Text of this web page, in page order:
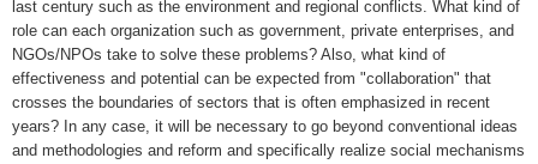
last century such as the environment and regional conflicts. What kind of
role can each organization such as government, private enterprises, and
NGOs/NPOs take to solve these problems? Also, what kind of
effectiveness and potential can be expected from "collaboration" that
crosses the boundaries of sectors that is often emphasized in recent
years? In any case, it will be necessary to go beyond conventional ideas
and methodologies and reform and specifically realize social mechanisms